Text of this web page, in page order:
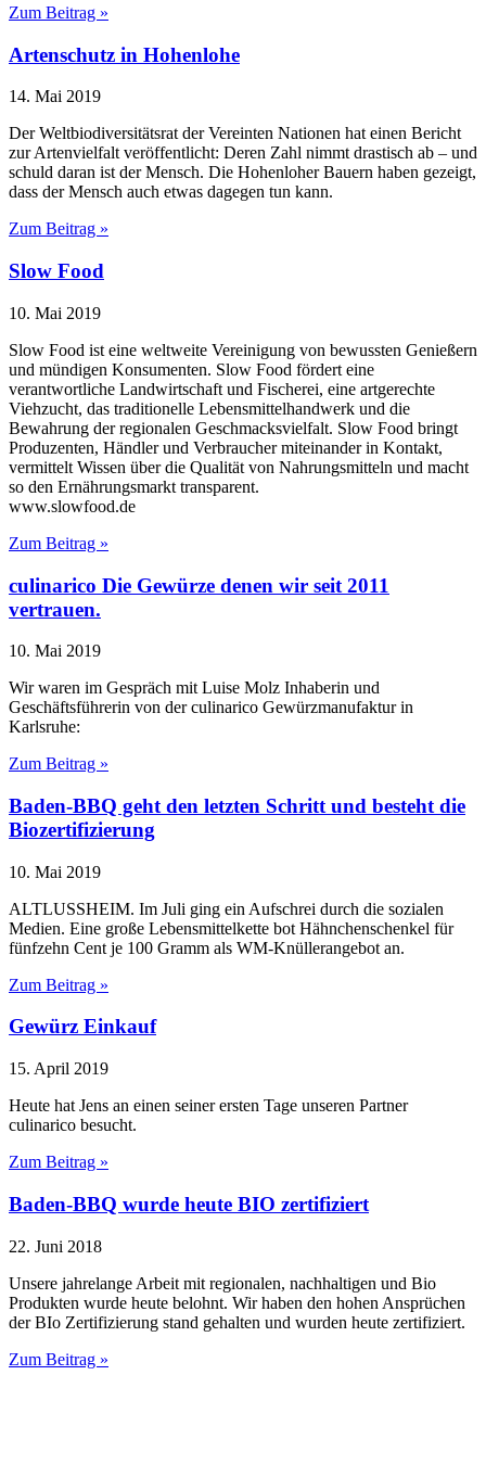
Zum Beitrag »
Artenschutz in Hohenlohe
14. Mai 2019
Der Weltbiodiversitätsrat der Vereinten Nationen hat einen Bericht
zur Artenvielfalt veröffentlicht: Deren Zahl nimmt drastisch ab – und
schuld daran ist der Mensch. Die Hohenloher Bauern haben gezeigt,
dass der Mensch auch etwas dagegen tun kann.
Zum Beitrag »
Slow Food
10. Mai 2019
Slow Food ist eine weltweite Vereinigung von bewussten Genießern
und mündigen Konsumenten. Slow Food fördert eine
verantwortliche Landwirtschaft und Fischerei, eine artgerechte
Viehzucht, das traditionelle Lebensmittelhandwerk und die
Bewahrung der regionalen Geschmacksvielfalt. Slow Food bringt
Produzenten, Händler und Verbraucher miteinander in Kontakt,
vermittelt Wissen über die Qualität von Nahrungsmitteln und macht
so den Ernährungsmarkt transparent.
www.slowfood.de
Zum Beitrag »
culinarico Die Gewürze denen wir seit 2011
vertrauen.
10. Mai 2019
Wir waren im Gespräch mit Luise Molz Inhaberin und
Geschäftsführerin von der culinarico Gewürzmanufaktur in
Karlsruhe:
Zum Beitrag »
Baden-BBQ geht den letzten Schritt und besteht die
Biozertifizierung
10. Mai 2019
ALTLUSSHEIM. Im Juli ging ein Aufschrei durch die sozialen
Medien. Eine große Lebensmittelkette bot Hähnchenschenkel für
fünfzehn Cent je 100 Gramm als WM-Knüllerangebot an.
Zum Beitrag »
Gewürz Einkauf
15. April 2019
Heute hat Jens an einen seiner ersten Tage unseren Partner
culinarico besucht.
Zum Beitrag »
Baden-BBQ wurde heute BIO zertifiziert
22. Juni 2018
Unsere jahrelange Arbeit mit regionalen, nachhaltigen und Bio
Produkten wurde heute belohnt. Wir haben den hohen Ansprüchen
der BIo Zertifizierung stand gehalten und wurden heute zertifiziert.
Zum Beitrag »